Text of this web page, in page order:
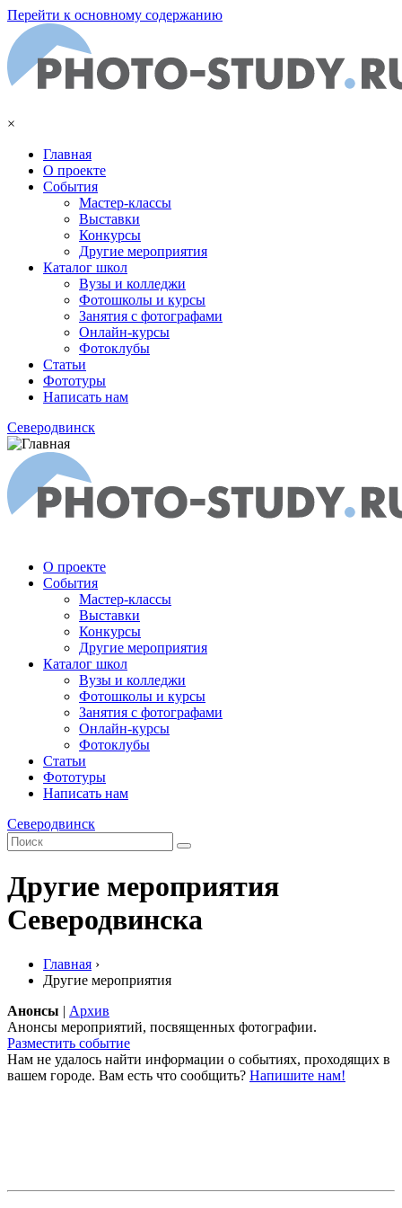
Перейти к основному содержанию
×
Главная
О проекте
События
Мастер-классы
Выставки
Конкурсы
Другие мероприятия
Каталог школ
Вузы и колледжи
Фотошколы и курсы
Занятия с фотографами
Онлайн-курсы
Фотоклубы
Статьи
Фототуры
Написать нам
Северодвинск
О проекте
События
Мастер-классы
Выставки
Конкурсы
Другие мероприятия
Каталог школ
Вузы и колледжи
Фотошколы и курсы
Занятия с фотографами
Онлайн-курсы
Фотоклубы
Статьи
Фототуры
Написать нам
Северодвинск
Другие мероприятия
Северодвинска
Главная ›
Другие мероприятия
Анонсы | Архив
Анонсы мероприятий, посвященных фотографии.
Разместить событие
Нам не удалось найти информации о событиях, проходящих в
вашем городе. Вам есть что сообщить? Напишите нам!